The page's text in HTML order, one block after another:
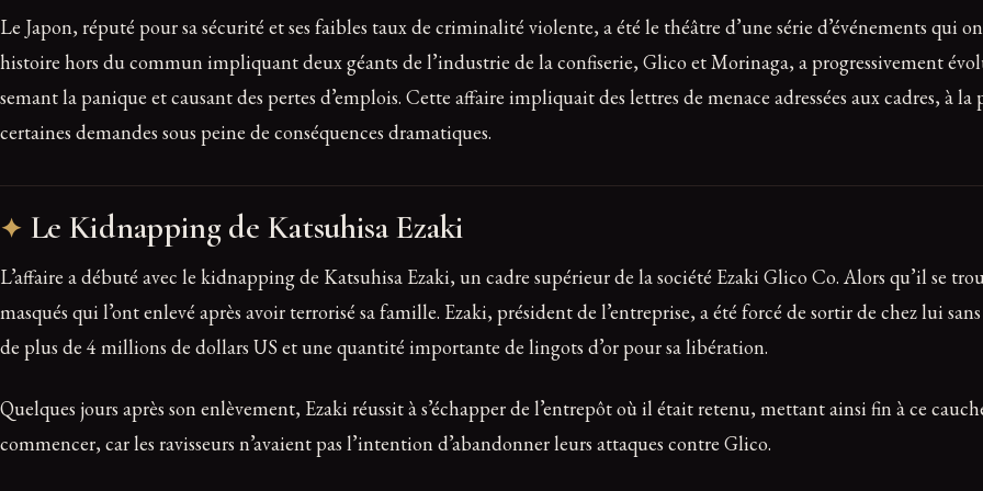
Le Japon, réputé pour sa sécurité et ses faibles taux de criminalité violente, a été le théâtre d’une série d’événements qui
histoire hors du commun impliquant deux géants de l’industrie de la confiserie, Glico et Morinaga, a progressivement
semant la panique et causant des pertes d’emplois. Cette affaire impliquait des lettres de menace adressées aux cadres, à
certaines demandes sous peine de conséquences dramatiques.
Le Kidnapping de Katsuhisa Ezaki
L’affaire a débuté avec le kidnapping de Katsuhisa Ezaki, un cadre supérieur de la société Ezaki Glico Co. Alors qu’il se
masqués qui l’ont enlevé après avoir terrorisé sa famille. Ezaki, président de l’entreprise, a été forcé de sortir de chez lui
de plus de 4 millions de dollars US et une quantité importante de lingots d’or pour sa libération.
Quelques jours après son enlèvement, Ezaki réussit à s’échapper de l’entrepôt où il était retenu, mettant ainsi fin à ce
commencer, car les ravisseurs n’avaient pas l’intention d’abandonner leurs attaques contre Glico.